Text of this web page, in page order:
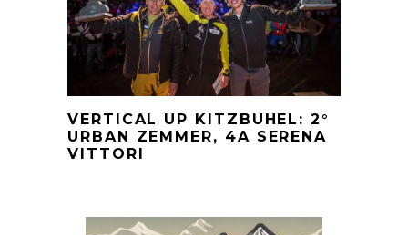
VERTICAL UP KITZBUHEL: 2°
URBAN ZEMMER, 4A SERENA
VITTORI